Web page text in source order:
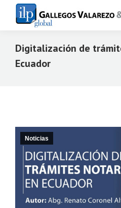
Digitalización de
Ecuador
Noticias